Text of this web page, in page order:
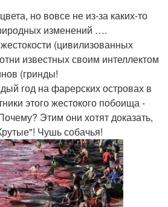
но вовсе не из-за каких-то
изменений ….
(цивилизованных
известных своим интеллектом
(гринды!
год на фарерских островах в
этого жестокого побоища -
Этим они хотят доказать,
Чушь собачья!